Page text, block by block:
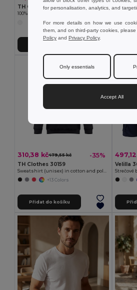
TH Clothes 30279
100% cotton T-shirt. White
Pánské
310,38 kč479,55 kč -35%
TH Clothes 30159
Sweatshirt (unisex) in cotton and polyester
+13 Colors
Přidat do košíku
Velilla
for personalisation, analytics, and
For more details on how we use
them, and on third-party cookies,
Policy and Privacy Policy.
Only essentials
Accept All